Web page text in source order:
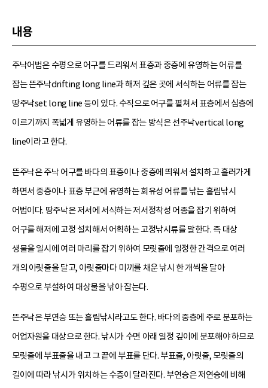
내용
주낙어법은 수평으로 어구를 드리워서 표층과 중층에 유영하는 어류를
잡는 뜬주낙drifting long line과 해저 깊은 곳에 서식하는 어류를 잡는
땅주낙set long line 등이 있다. 수직으로 어구를 펼쳐서 표층에서 심층에
이르기까지 폭넓게 유영하는 어류를 잡는 방식은 선주낙vertical long
line이라고 한다.
뜬주낙은 주낙 어구를 바다의 표층이나 중층에 띄워서 설치하고 흘러가게
하면서 중층이나 표층 부근에 유영하는 회유성 어류를 낚는 흘림낚시
어법이다. 땅주낙은 저서에 서식하는 저서정착성 어종을 잡기 위하여
어구를 해저에 고정 설치해서 어획하는 고정낚시류를 말한다. 즉 대상
생물을 일시에 여러 마리를 잡기 위하여 모릿줄에 일정한 간격으로 여러
개의 아릿줄을 달고, 아릿줄마다 미끼를 채운 낚시 한 개씩을 달아
수평으로 부설하여 대상물을 낚아 잡는다.
뜬주낙은 부연승 또는 흘림낚시라고도 한다. 바다의 중층에 주로 분포하는
어업자원을 대상으로 한다. 낚시가 수면 아래 일정 깊이에 분포해야 하므로
모릿줄에 부표줄을 내고 그 끝에 부표를 단다. 부표줄, 아릿줄, 모릿줄의
길이에 따라 낚시가 위치하는 수층이 달라진다. 부연승은 저연승에 비해